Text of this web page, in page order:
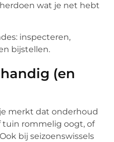
wat je net hebt
inspecteren,
bijstellen.
(en
merkt dat onderhoud
tuin rommelig oogt, of
bij seizoenswissels